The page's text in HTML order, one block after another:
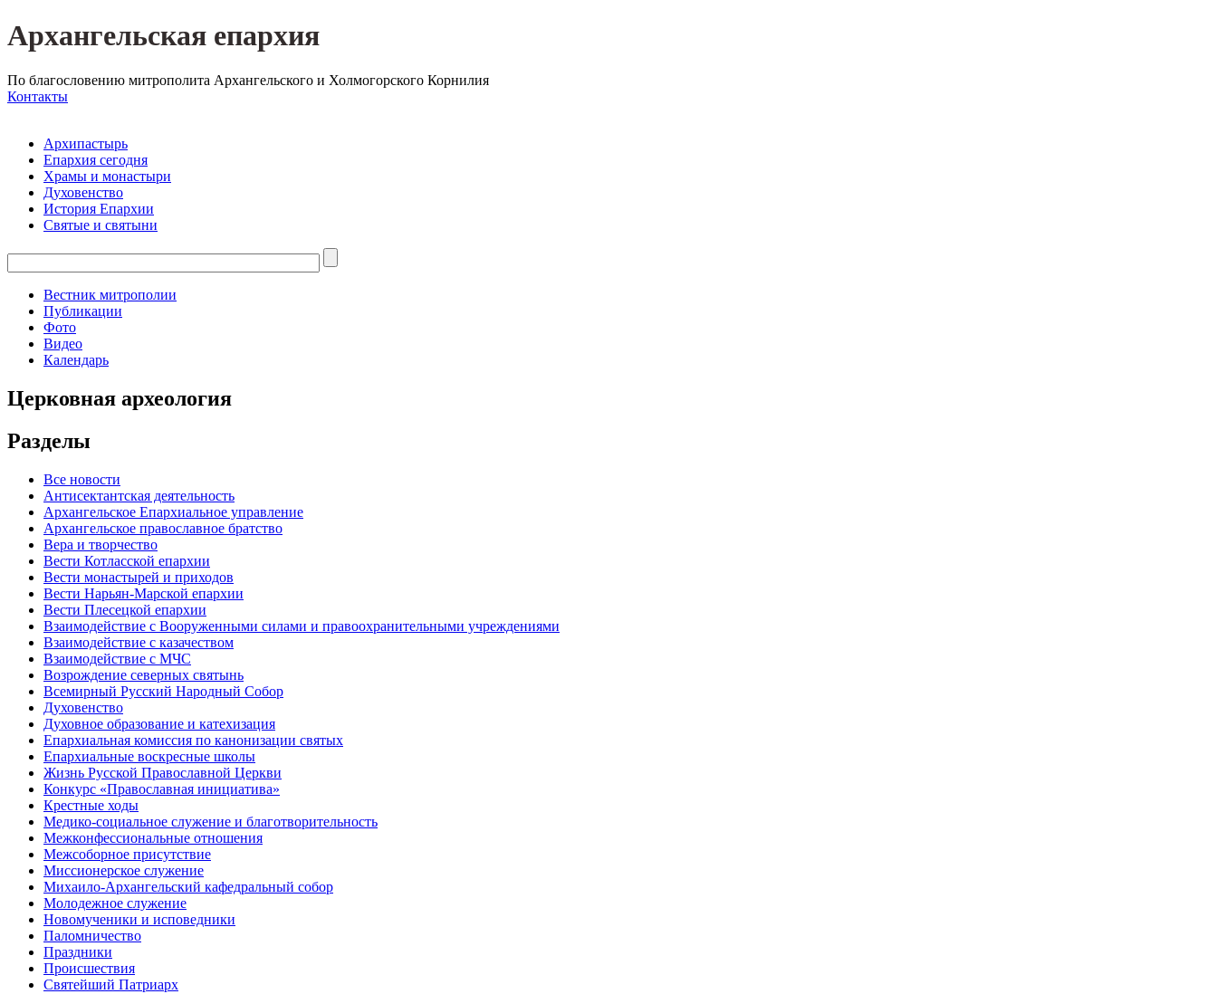
Архангельская епархия
По благословению митрополита Архангельского и Холмогорского Корнилия
Контакты
Архипастырь
Епархия сегодня
Храмы и монастыри
Духовенство
История Епархии
Святые и святыни
Вестник митрополии
Публикации
Фото
Видео
Календарь
Церковная археология
Разделы
Все новости
Антисектантская деятельность
Архангельское Епархиальное управление
Архангельское православное братство
Вера и творчество
Вести Котласской епархии
Вести монастырей и приходов
Вести Нарьян-Марской епархии
Вести Плесецкой епархии
Взаимодействие с Вооруженными силами и правоохранительными учреждениями
Взаимодействие с казачеством
Взаимодействие с МЧС
Возрождение северных святынь
Всемирный Русский Народный Собор
Духовенство
Духовное образование и катехизация
Епархиальная комиссия по канонизации святых
Епархиальные воскресные школы
Жизнь Русской Православной Церкви
Конкурс «Православная инициатива»
Крестные ходы
Медико-социальное служение и благотворительность
Межконфессиональные отношения
Межсоборное присутствие
Миссионерское служение
Михаило-Архангельский кафедральный собор
Молодежное служение
Новомученики и исповедники
Паломничество
Праздники
Происшествия
Святейший Патриарх